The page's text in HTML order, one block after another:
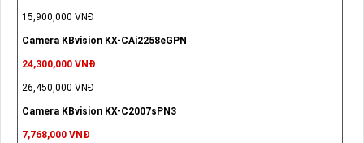
15,900,000 VNĐ
Camera KBvision KX-CAi2258eGPN
24,300,000 VNĐ
26,450,000 VNĐ
Camera KBvision KX-C2007sPN3
7,768,000 VNĐ